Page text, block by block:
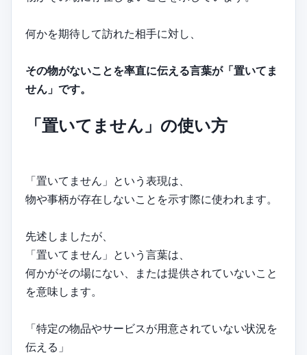
何かを期待して訪れた相手に対し、
その物がないことを率直に伝える言葉が「置いてま
せん」です。
「置いてません」の使い方
「置いてません」という表現は、
物や事柄が存在しないことを示す際に使われます。
先述しましたが、
「置いてません」という言葉は、
何かがその場にない、または提供されていないこと
を意味します。
「特定の物品やサービスが用意されていない状況を
伝える」